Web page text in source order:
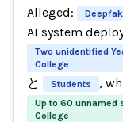
Alleged:
AI system
Two unidentified
College
と Students ,
Up to 60 unnamed
College